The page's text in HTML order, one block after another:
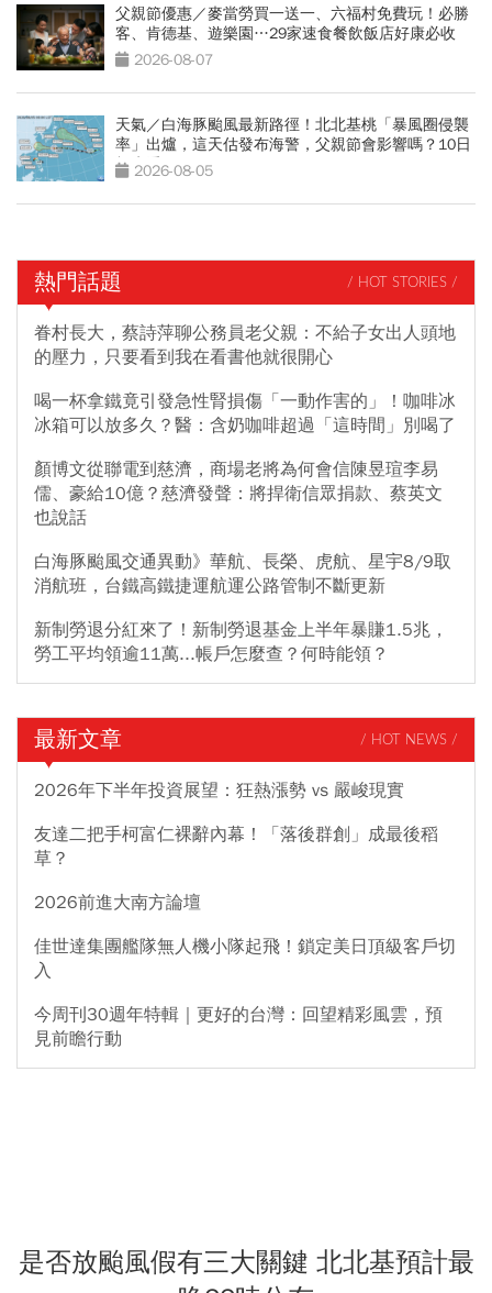
父親節優惠／麥當勞買一送一、六福村免費玩！必勝
客、肯德基、遊樂園…29家速食餐飲飯店好康必收
2026-08-07
天氣／白海豚颱風最新路徑！北北基桃「暴風圈侵襲
率」出爐，這天估發布海警，父親節會影響嗎？10日
報先看
2026-08-05
熱門話題 / HOT STORIES /
眷村長大，蔡詩萍聊公務員老父親：不給子女出人頭地
的壓力，只要看到我在看書他就很開心
喝一杯拿鐵竟引發急性腎損傷「一動作害的」！咖啡冰
冰箱可以放多久？醫：含奶咖啡超過「這時間」別喝了
顏博文從聯電到慈濟，商場老將為何會信陳昱瑄李易
儒、豪給10億？慈濟發聲：將捍衛信眾捐款、蔡英文
也說話
白海豚颱風交通異動》華航、長榮、虎航、星宇8/9取
消航班，台鐵高鐵捷運航運公路管制不斷更新
新制勞退分紅來了！新制勞退基金上半年暴賺1.5兆，
勞工平均領逾11萬...帳戶怎麼查？何時能領？
最新文章 / HOT NEWS /
2026年下半年投資展望：狂熱漲勢 vs 嚴峻現實
友達二把手柯富仁裸辭內幕！「落後群創」成最後稻
草？
2026前進大南方論壇
佳世達集團艦隊無人機小隊起飛！鎖定美日頂級客戶切
入
今周刊30週年特輯｜更好的台灣：回望精彩風雲，預
見前瞻行動
是否放颱風假有三大關鍵 北北基預計最